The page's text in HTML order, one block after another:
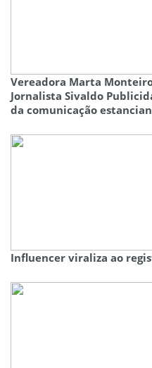
Vereadora Marta
Jornalista Sivaldo
da comunicação
Influencer viraliza ao